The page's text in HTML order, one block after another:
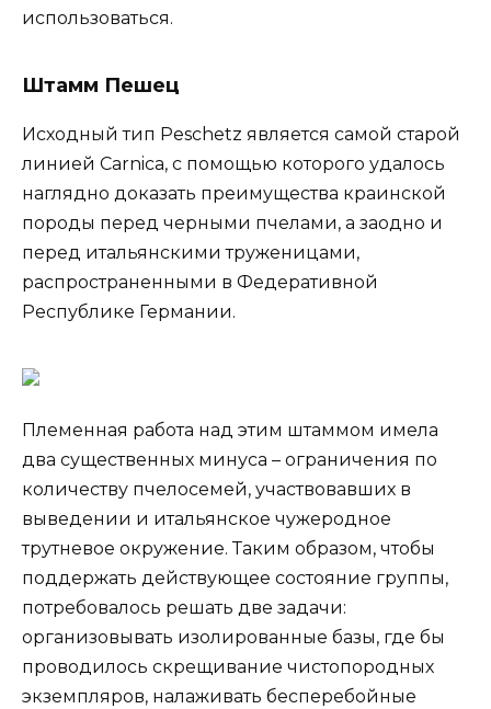
использоваться.
Штамм Пешец
Исходный тип Peschetz является самой старой
линией Carnica, с помощью которого удалось
наглядно доказать преимущества краинской
породы перед черными пчелами, а заодно и
перед итальянскими труженицами,
распространенными в Федеративной
Республике Германии.
Племенная работа над этим штаммом имела
два существенных минуса – ограничения по
количеству пчелосемей, участвовавших в
выведении и итальянское чужеродное
трутневое окружение. Таким образом, чтобы
поддержать действующее состояние группы,
потребовалось решать две задачи:
организовывать изолированные базы, где бы
проводилось скрещивание чистопородных
экземпляров, налаживать бесперебойные